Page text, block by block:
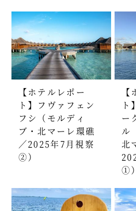
【ホテルレポー
ト】フヴァフェン
フシ（モルディ
ブ・北マーレ環礁
／2025年7月視察
②）
ト
ー
ル
北
①）